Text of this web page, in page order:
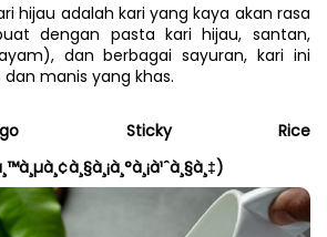
hijau adalah kari yang kaya akan rasa
dengan pasta kari hijau, santan,
dan berbagai sayuran, kari ini
manis yang khas.
Sticky Rice